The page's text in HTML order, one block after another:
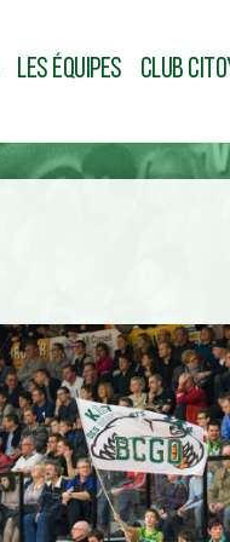
LES ÉQUIPES CLUB